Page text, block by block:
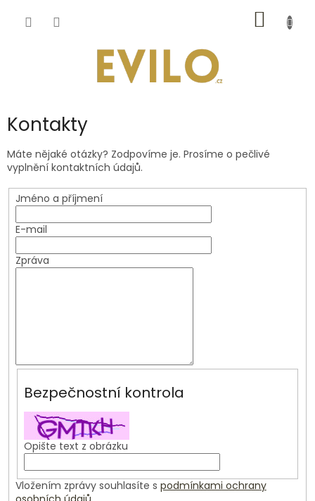
KOŠÍK
Kontakty
Máte nějaké otázky? Zodpovíme je. Prosíme o pečlivé
vyplnění kontaktních údajů.
Jméno a příjmení
E-mail
Zpráva
Bezpečnostní kontrola
Opište text z obrázku
Vložením zprávy souhlasíte s podmínkami ochrany